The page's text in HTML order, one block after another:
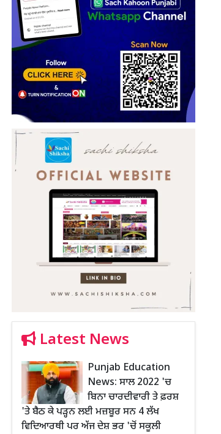
Latest News
Punjab Education
News: ਸਾਲ 2022 'ਚ
ਬਿਨਾ ਚਾਰਦੀਵਾਰੀ ਤੇ ਫ਼ਰਸ਼
'ਤੇ ਬੈਠ ਕੇ ਪੜ੍ਹਨ ਲਈ ਮਜ਼ਬੂਰ ਸਨ 4 ਲੱਖ
ਵਿਦਿਆਰਥੀ ਪਰ ਅੱਜ ਦੇਸ਼ ਭਰ 'ਚੋਂ ਸਕੂਲੀ